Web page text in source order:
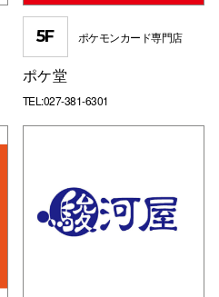
5F ポケモンカード専門店
ポケ堂
TEL:027-381-6301